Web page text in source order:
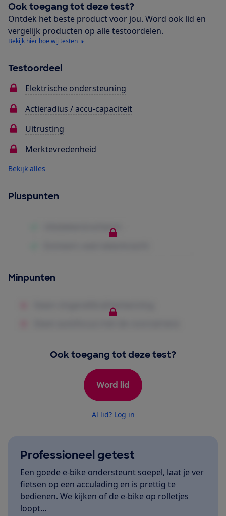
Ook toegang tot deze test?
Ontdek het beste product voor jou. Word ook lid en
vergelijk producten op alle testoordelen.
Bekijk hier hoe wij testen
Testoordeel
Elektrische ondersteuning
Actieradius / accu-capaciteit
Uitrusting
Merktevredenheid
Bekijk alles
Pluspunten
Minpunten
Ook toegang tot deze test?
Word lid
Al lid? Log in
Professioneel getest
Een goede e-bike ondersteunt soepel, laat je ver
fietsen op een acculading en is prettig te
bedienen. We kijken of de e-bike op rolletjes
loopt…